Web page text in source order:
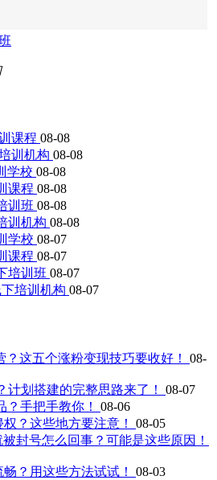
课程 08-08
训机构 08-08
学校 08-08
课程 08-08
训班 08-08
训机构 08-08
学校 08-07
课程 08-07
培训班 08-07
培训机构 08-07
？这五个涨粉变现技巧要收好！ 08-
计划搭建的完整思路来了！ 08-07
？手把手教你！ 08-06
？这些地方要注意！ 08-05
被封号怎么回事？可能是这些原因！
？用这些方法试试！ 08-03